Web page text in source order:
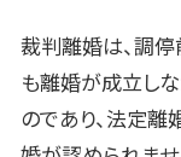
裁判離婚は、調停
も離婚が成立し
のであり、法定